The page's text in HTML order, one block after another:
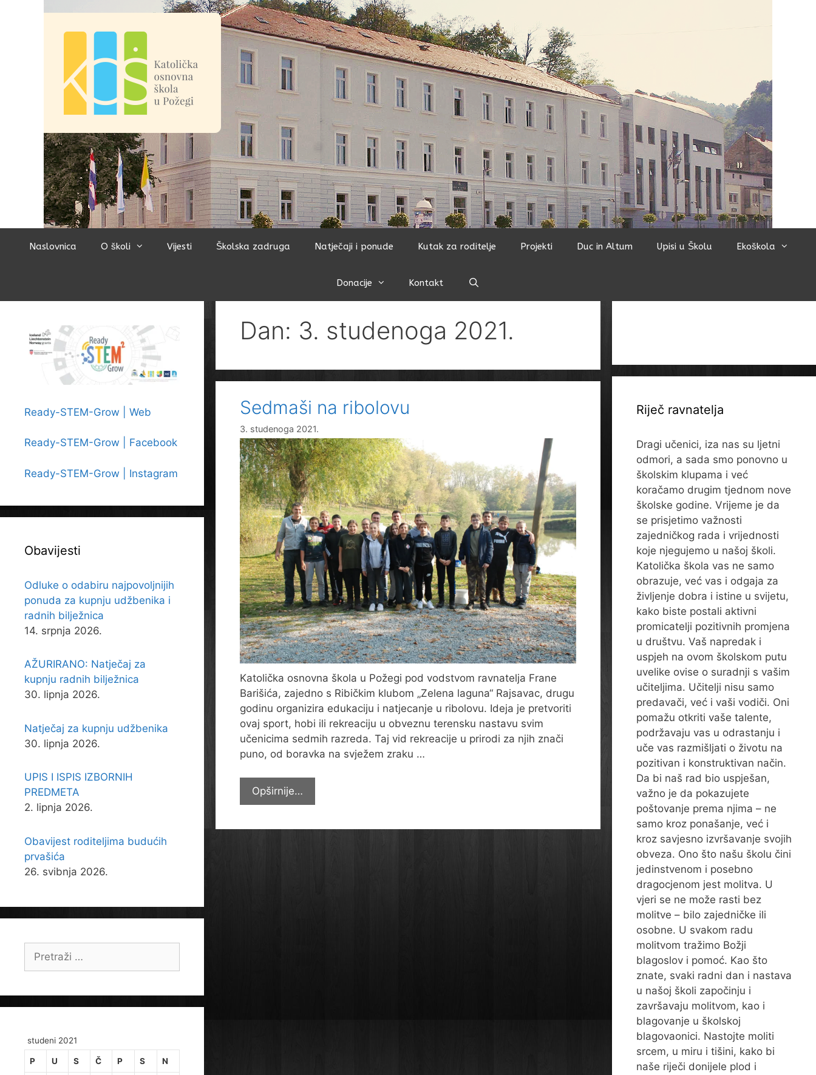
Naslovnica O školi Vijesti Školska zadruga Natječaji i ponude Kutak za roditelje Projekti Duc in Altum Upisi u Školu Ekoškola
Donacije Kontakt
Dan: 3. studenoga 2021.
Sedmaši na ribolovu
3. studenoga 2021.
Katolička osnovna škola u Požegi pod vodstvom ravnatelja Frane
Barišića, zajedno s Ribičkim klubom „Zelena laguna“ Rajsavac, drugu
godinu organizira edukaciju i natjecanje u ribolovu. Ideja je pretvoriti
ovaj sport, hobi ili rekreaciju u obveznu terensku nastavu svim
učenicima sedmih razreda. Taj vid rekreacije u prirodi za njih znači
puno, od boravka na svježem zraku …
Opširnije…
na
Ready-STEM-Grow | Web
Ready-STEM-Grow | Facebook
Ready-STEM-Grow | Instagram
Obavijesti
Odluke o odabiru najpovoljnijih
ponuda za kupnju udžbenika i
radnih bilježnica
14. srpnja 2026.
AŽURIRANO: Natječaj za
kupnju radnih bilježnica
30. lipnja 2026.
Natječaj za kupnju udžbenika
30. lipnja 2026.
UPIS I ISPIS IZBORNIH
PREDMETA
2. lipnja 2026.
Obavijest roditeljima budućih
prvašića
26. svibnja 2026.
studeni 2021
P U S Č P S N
Riječ ravnatelja
Dragi učenici, iza nas su ljetni
odmori, a sada smo ponovno u
školskim klupama i već
koračamo drugim tjednom nove
školske godine. Vrijeme je da
se prisjetimo važnosti
zajedničkog rada i vrijednosti
koje njegujemo u našoj školi.
Katolička škola vas ne samo
obrazuje, već vas i odgaja za
življenje dobra i istine u svijetu,
kako biste postali aktivni
promicatelji pozitivnih promjena
u društvu. Vaš napredak i
uspjeh na ovom školskom putu
uvelike ovise o suradnji s vašim
učiteljima. Učitelji nisu samo
predavači, već i vaši vodiči. Oni
pomažu otkriti vaše talente,
podržavaju vas u odrastanju i
uče vas razmišljati o životu na
pozitivan i konstruktivan način.
Da bi naš rad bio uspješan,
važno je da pokazujete
poštovanje prema njima – ne
samo kroz ponašanje, već i
kroz savjesno izvršavanje svojih
obveza. Ono što našu školu čini
jedinstvenom i posebno
dragocjenom jest molitva. U
vjeri se ne može rasti bez
molitve – bilo zajedničke ili
osobne. U svakom radu
molitvom tražimo Božji
blagoslov i pomoć. Kao što
znate, svaki radni dan i nastava
u našoj školi započinju i
završavaju molitvom, kao i
blagovanje u školskoj
blagovaonici. Nastojte moliti
srcem, u miru i tišini, kako bi
naše riječi donijele plod i